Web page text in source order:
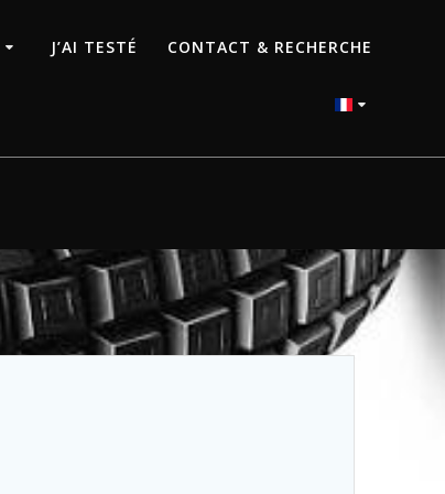
J’AI TESTÉ CONTACT & RECHERCHE